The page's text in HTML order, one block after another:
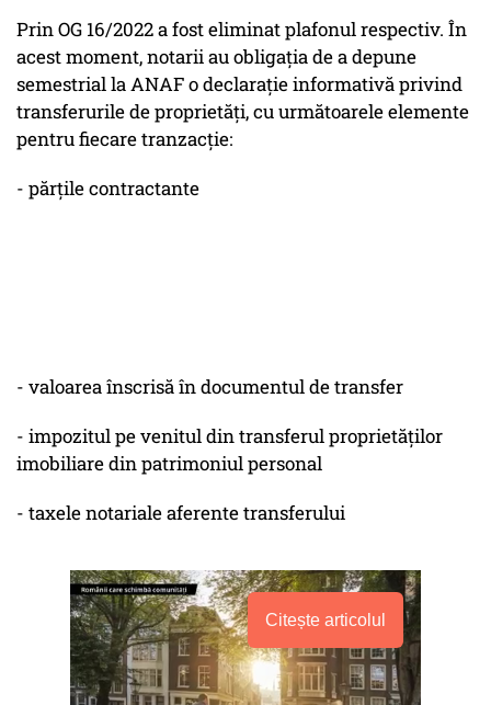
Prin OG 16/2022 a fost eliminat plafonul respectiv. În
acest moment, notarii au obligația de a depune
semestrial la ANAF o declarație informativă privind
transferurile de proprietăți, cu următoarele elemente
pentru fiecare tranzacție:
- părțile contractante
- valoarea înscrisă în documentul de transfer
- impozitul pe venitul din transferul proprietăților
imobiliare din patrimoniul personal
- taxele notariale aferente transferului
Citește articolul